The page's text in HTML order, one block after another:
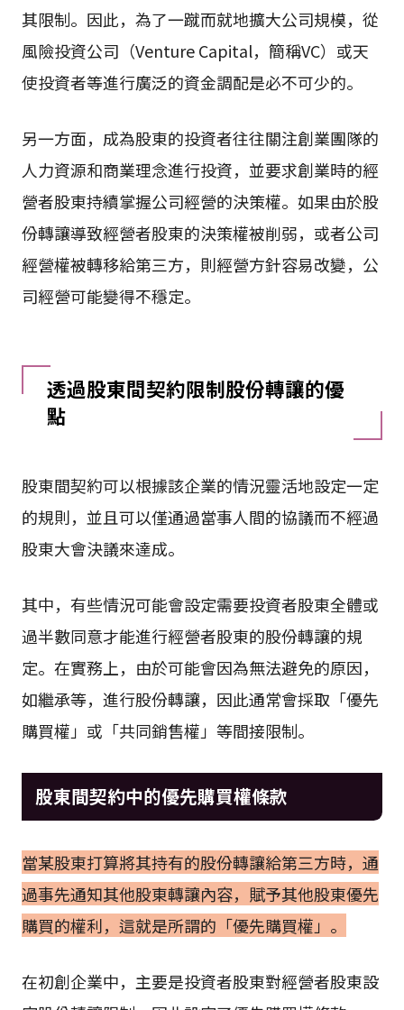
其限制。因此，為了一蹴而就地擴大公司規模，從
風險投資公司（Venture Capital，簡稱VC）或天
使投資者等進行廣泛的資金調配是必不可少的。
另一方面，成為股東的投資者往往關注創業團隊的
人力資源和商業理念進行投資，並要求創業時的經
營者股東持續掌握公司經營的決策權。如果由於股
份轉讓導致經營者股東的決策權被削弱，或者公司
經營權被轉移給第三方，則經營方針容易改變，公
司經營可能變得不穩定。
透過股東間契約限制股份轉讓的優
點
股東間契約可以根據該企業的情況靈活地設定一定
的規則，並且可以僅通過當事人間的協議而不經過
股東大會決議來達成。
其中，有些情況可能會設定需要投資者股東全體或
過半數同意才能進行經營者股東的股份轉讓的規
定。在實務上，由於可能會因為無法避免的原因，
如繼承等，進行股份轉讓，因此通常會採取「優先
購買權」或「共同銷售權」等間接限制。
股東間契約中的優先購買權條款
當某股東打算將其持有的股份轉讓給第三方時，通
過事先通知其他股東轉讓內容，賦予其他股東優先
購買的權利，這就是所謂的「優先購買權」。
在初創企業中，主要是投資者股東對經營者股東設